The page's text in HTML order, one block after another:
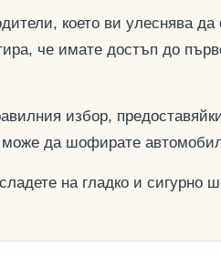
което ви улеснява
че имате достъп до
избор,
да шофирате
на гладко и сигурно